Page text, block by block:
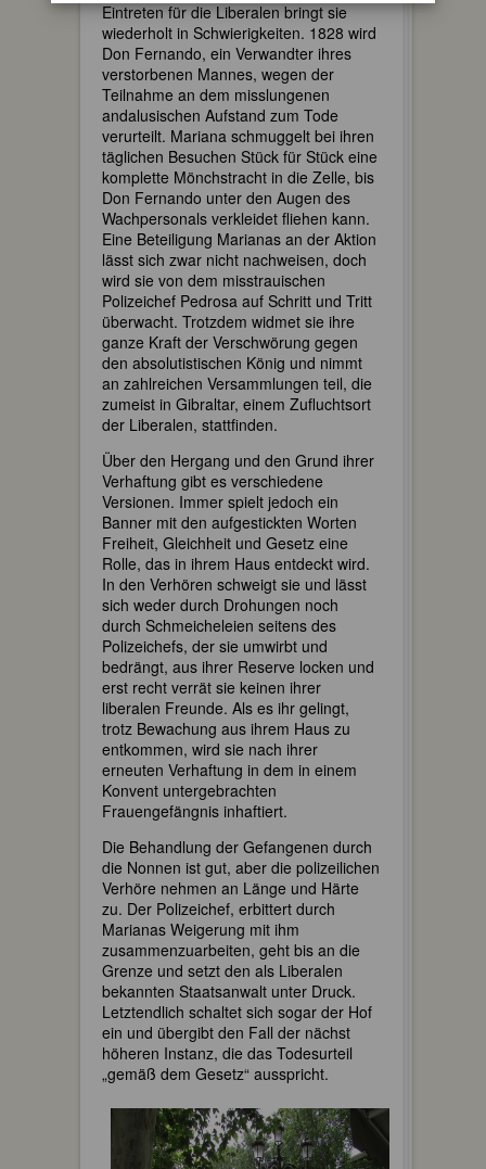
Eintreten für die Liberalen bringt sie
wiederholt in Schwierigkeiten. 1828 wird
Don Fernando, ein Verwandter ihres
verstorbenen Mannes, wegen der
Teilnahme an dem misslungenen
andalusischen Aufstand zum Tode
verurteilt. Mariana schmuggelt bei ihren
täglichen Besuchen Stück für Stück eine
komplette Mönchstracht in die Zelle, bis
Don Fernando unter den Augen des
Wachpersonals verkleidet fliehen kann.
Eine Beteiligung Marianas an der Aktion
lässt sich zwar nicht nachweisen, doch
wird sie von dem misstrauischen
Polizeichef Pedrosa auf Schritt und Tritt
überwacht. Trotzdem widmet sie ihre
ganze Kraft der Verschwörung gegen
den absolutistischen König und nimmt
an zahlreichen Versammlungen teil, die
zumeist in Gibraltar, einem Zufluchtsort
der Liberalen, stattfinden.
Über den Hergang und den Grund ihrer
Verhaftung gibt es verschiedene
Versionen. Immer spielt jedoch ein
Banner mit den aufgestickten Worten
Freiheit, Gleichheit und Gesetz eine
Rolle, das in ihrem Haus entdeckt wird.
In den Verhören schweigt sie und lässt
sich weder durch Drohungen noch
durch Schmeicheleien seitens des
Polizeichefs, der sie umwirbt und
bedrängt, aus ihrer Reserve locken und
erst recht verrät sie keinen ihrer
liberalen Freunde. Als es ihr gelingt,
trotz Bewachung aus ihrem Haus zu
entkommen, wird sie nach ihrer
erneuten Verhaftung in dem in einem
Konvent untergebrachten
Frauengefängnis inhaftiert.
Die Behandlung der Gefangenen durch
die Nonnen ist gut, aber die polizeilichen
Verhöre nehmen an Länge und Härte
zu. Der Polizeichef, erbittert durch
Marianas Weigerung mit ihm
zusammenzuarbeiten, geht bis an die
Grenze und setzt den als Liberalen
bekannten Staatsanwalt unter Druck.
Letztendlich schaltet sich sogar der Hof
ein und übergibt den Fall der nächst
höheren Instanz, die das Todesurteil
„gemäß dem Gesetz“ ausspricht.